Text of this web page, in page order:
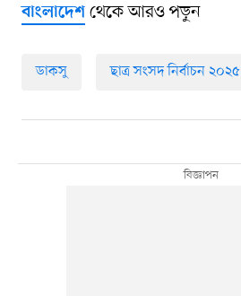
বাংলাদেশথেকে আরও পড়ুন
ডাকসু ছাত্র সংসদ নির্বাচন ২০২৫